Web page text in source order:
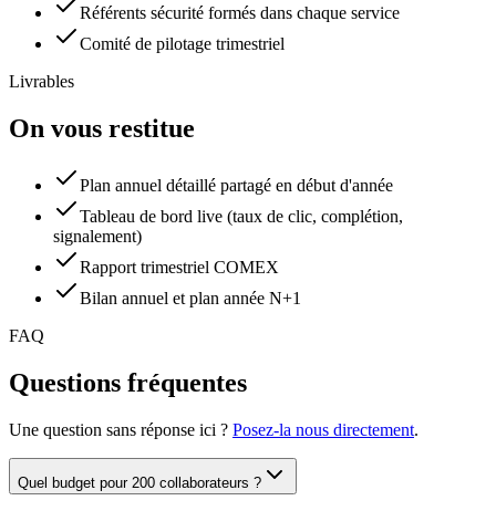
Référents sécurité formés dans chaque service
Comité de pilotage trimestriel
Livrables
On vous restitue
Plan annuel détaillé partagé en début d'année
Tableau de bord live (taux de clic, complétion,
signalement)
Rapport trimestriel COMEX
Bilan annuel et plan année N+1
FAQ
Questions fréquentes
Une question sans réponse ici ? Posez-la nous directement.
Quel budget pour 200 collaborateurs ?